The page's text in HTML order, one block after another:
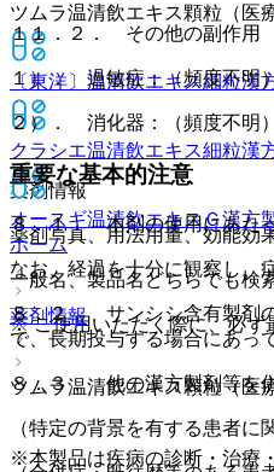
ツムラ温清飲エキス顆粒（医
〔東洋〕温清飲エキス細粒漢
クラシエ温清飲エキス細粒漢
オースギ温清飲エキスＧ漢方
ホーム
薬剤情報
ツムラ温清飲エキス顆粒（医
１１．２． その他の副作用
１）． 過敏症：（頻度不明
２）． 消化器：（頻度不明
重要な基本的注意
８．１． 本剤の使用にあた
なお、経過を十分に観察し、
８．２． サンシシ含有製剤
で、長期投与する場合にあっ
８．３． 他の漢方製剤等を
（特定の背景を有する患者に
薬剤情報
薬剤写真、用法用量、効能効
一般名、製品名どちらでも検
※ ご使用いただく際に、必ず
※本製品は疾病の診断・治療